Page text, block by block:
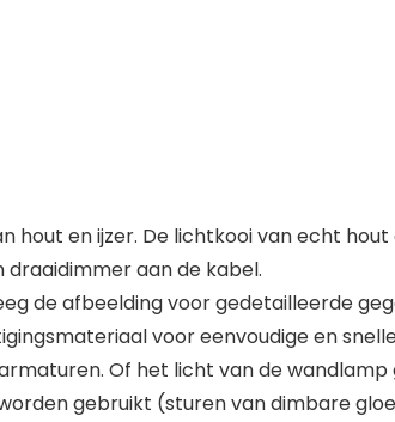
en ijzer. De lichtkooi van echt
aan de kabel.
de afbeelding voor gedetailleerde
voor eenvoudige en
Of het licht van de
gebruikt (sturen van dimbare